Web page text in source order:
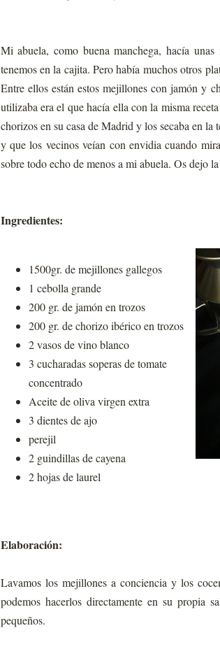
Mi abuela, como buena manchega, hacía
tenemos en la cajita. Pero había muchos otros
Entre ellos están estos mejillones con jamón y
utilizaba era el que hacía ella con la misma
chorizos en su casa de Madrid y los secaba en la
y que los vecinos veían con envidia cuando
sobre todo echo de menos a mi abuela. Os dejo
Ingredientes:
1500gr. de mejillones gallegos
1 cebolla grande
200 gr. de jamón en trozos
200 gr. de chorizo ibérico en trozos
2 vasos de vino blanco
3 cucharadas soperas de tomate
concentrado
Aceite de oliva virgen extra
3 dientes de ajo
perejil
2 guindillas de cayena
2 hojas de laurel
Elaboración:
Lavamos los mejillones a conciencia y los
podemos hacerlos directamente en su propia
pequeños.